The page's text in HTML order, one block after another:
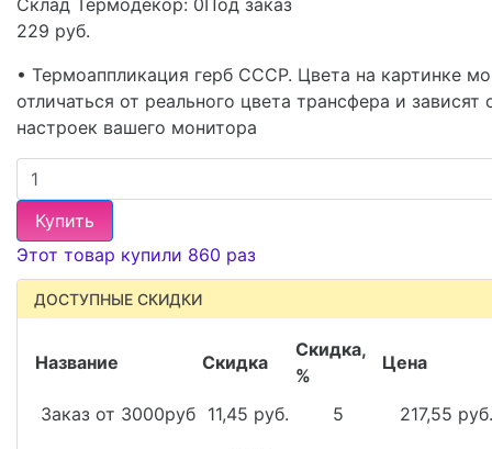
229 руб.
• Термоаппликация герб СССР. Цвета на картинке
отличаться от реального цвета трансфера и зависят
настроек вашего монитора
Купить
Этот товар купили 860 раз
ДОСТУПНЫЕ СКИДКИ
Название Скидка
Скидка,
%
Цена
Заказ от 3000руб 11,45 руб. 5 217,55 руб.